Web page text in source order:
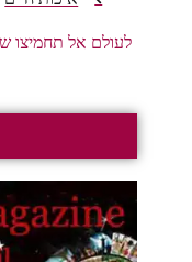
לעולם אל תחמיצו